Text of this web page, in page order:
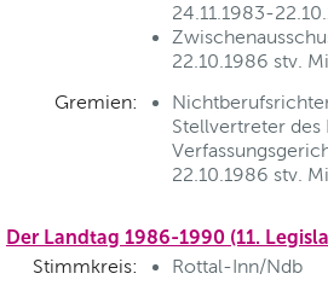
24.11.1983-
22.10.1986 stv.
Gremien:
Stellvertreter des
22.10.1986 stv.
Der Landtag 1986-1990 (11.
Stimmkreis:
Rottal-Inn/Ndb